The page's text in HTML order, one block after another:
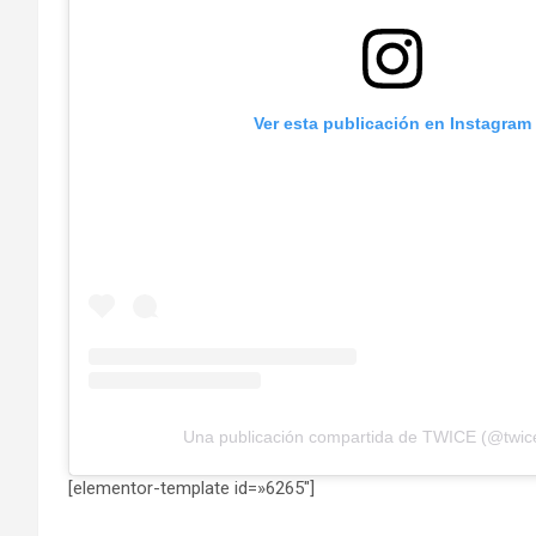
Ver esta publicación en Instagram
Una publicación compartida de TWICE
[elementor-template id=»6265″]